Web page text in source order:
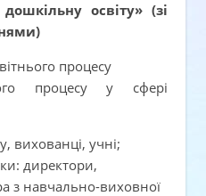
освіту» (зі
процесу
процесу у сфері
вихованці, учні;
директори,
з навчально-виховної